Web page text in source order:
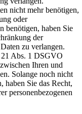
nicht mehr benötigen,
oder
benötigen, haben Sie
der
zu verlangen.
21 Abs. 1 DSGVO
Ihren und
Solange noch nicht
haben Sie das Recht,
personenbezogenen